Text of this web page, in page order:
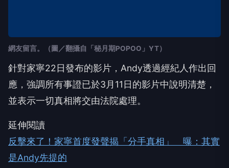
網友留言。（圖／翻攝自「秘月期POPOO」YT）
針對家寧22日發布的影片，Andy透過經紀人作出回
應，強調所有事證已於3月11日的影片中說明清楚，
並表示一切真相將交由法院處理。
延伸閱讀
反擊來了！家寧首度發聲揭「分手真相」 曝：其實
是Andy先提的